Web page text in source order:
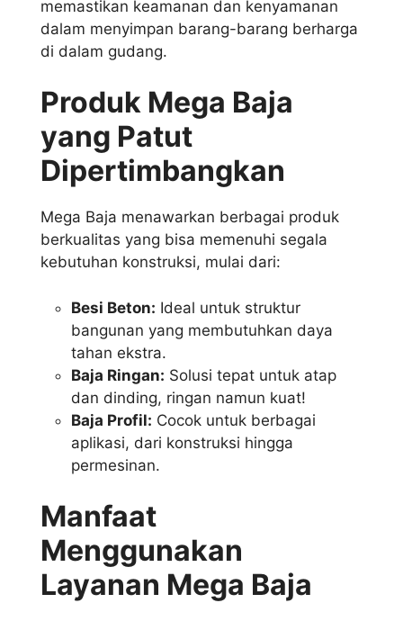
memastikan keamanan dan kenyamanan
dalam menyimpan barang-barang berharga
di dalam gudang.
Produk Mega Baja
yang Patut
Dipertimbangkan
Mega Baja menawarkan berbagai produk
berkualitas yang bisa memenuhi segala
kebutuhan konstruksi, mulai dari:
Besi Beton: Ideal untuk struktur
bangunan yang membutuhkan daya
tahan ekstra.
Baja Ringan: Solusi tepat untuk atap
dan dinding, ringan namun kuat!
Baja Profil: Cocok untuk berbagai
aplikasi, dari konstruksi hingga
permesinan.
Manfaat
Menggunakan
Layanan Mega Baja